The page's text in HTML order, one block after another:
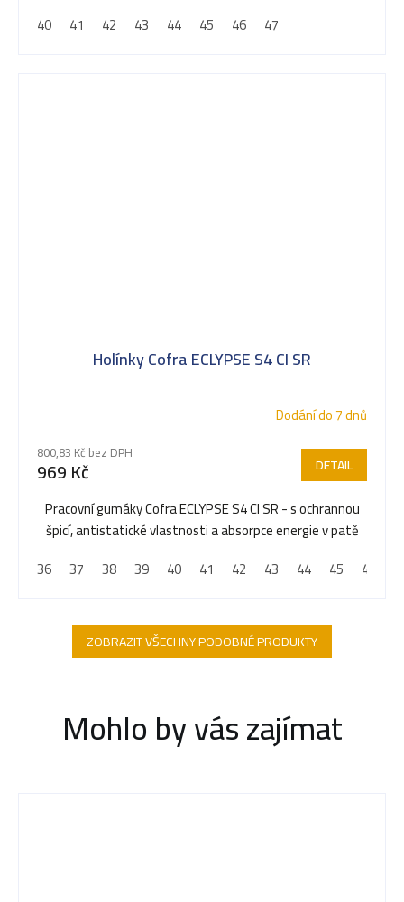
40
41 42 43 44 45 46 47
Holínky Cofra ECLYPSE S4 CI SR
Dodání do 7 dnů
800,83 Kč bez DPH
969 Kč DETAIL
Pracovní gumáky Cofra ECLYPSE S4 CI SR - s ochrannou
špicí, antistatické vlastnosti a absorpce energie v patě
36
37 38 39 40 41 42 43 44 45 46
ZOBRAZIT VŠECHNY PODOBNÉ PRODUKTY
Mohlo by vás zajímat